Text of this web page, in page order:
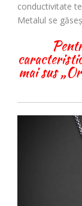
conductivitate
Metalul se
mai sus